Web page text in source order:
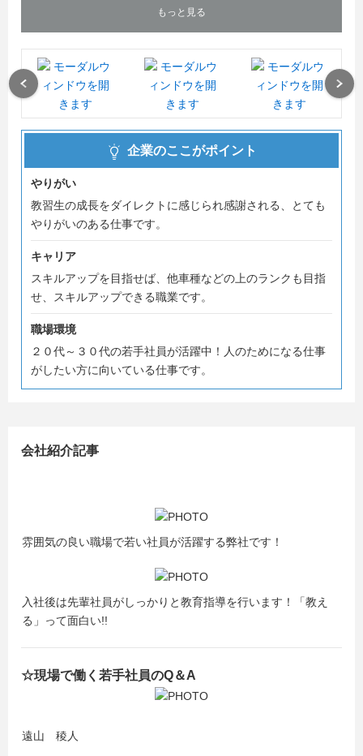
もっと見る
企業のここがポイント
やりがい
教習生の成長をダイレクトに感じられ感謝される、とても
やりがいのある仕事です。
キャリア
スキルアップを目指せば、他車種などの上のランクも目指
せ、スキルアップできる職業です。
職場環境
２０代～３０代の若手社員が活躍中！人のためになる仕事
がしたい方に向いている仕事です。
会社紹介記事
雰囲気の良い職場で若い社員が活躍する弊社です！
入社後は先輩社員がしっかりと教育指導を行います！「教え
る」って面白い!!
☆現場で働く若手社員のQ＆A
遠山 稜人